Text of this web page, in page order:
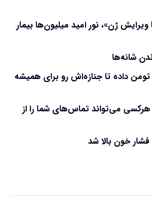
ژن»، نور امید میلیون‌ها بیمار
شانه‌ها
که ۲۰ میلیارد تومن داده تا جنازه‌اش رو برای همیشه
می‌تواند تماس‌های شما را از
فشار خون بالا شد